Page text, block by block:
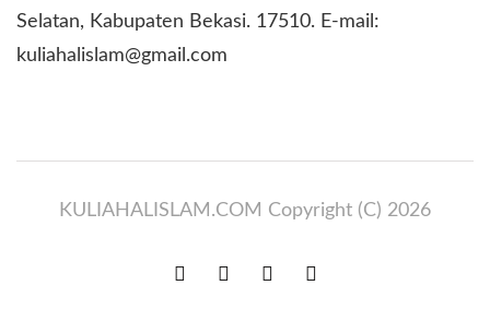
Selatan, Kabupaten Bekasi. 17510. E-mail:
kuliahalislam@gmail.com
KULIAHALISLAM.COM Copyright (C) 2026